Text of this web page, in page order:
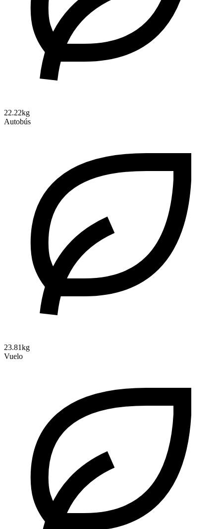
22.22kg
Autobús
23.81kg
Vuelo